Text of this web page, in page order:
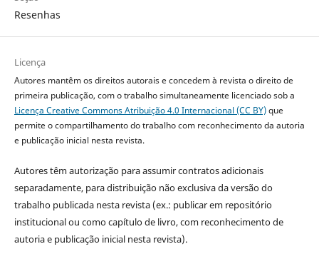
Resenhas
Licença
Autores mantêm os direitos autorais e concedem à revista o direito de
primeira publicação, com o trabalho simultaneamente licenciado sob a
Licença Creative Commons Atribuição 4.0 Internacional (CC BY)que
permite o compartilhamento do trabalho com reconhecimento da autoria
e publicação inicial nesta revista.
Autores têm autorização para assumir contratos adicionais
separadamente, para distribuição não exclusiva da versão do
trabalho publicada nesta revista (ex.: publicar em repositório
institucional ou como capítulo de livro, com reconhecimento de
autoria e publicação inicial nesta revista).